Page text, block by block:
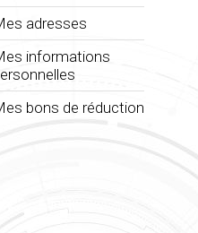
adresses
informations
bons de réduction